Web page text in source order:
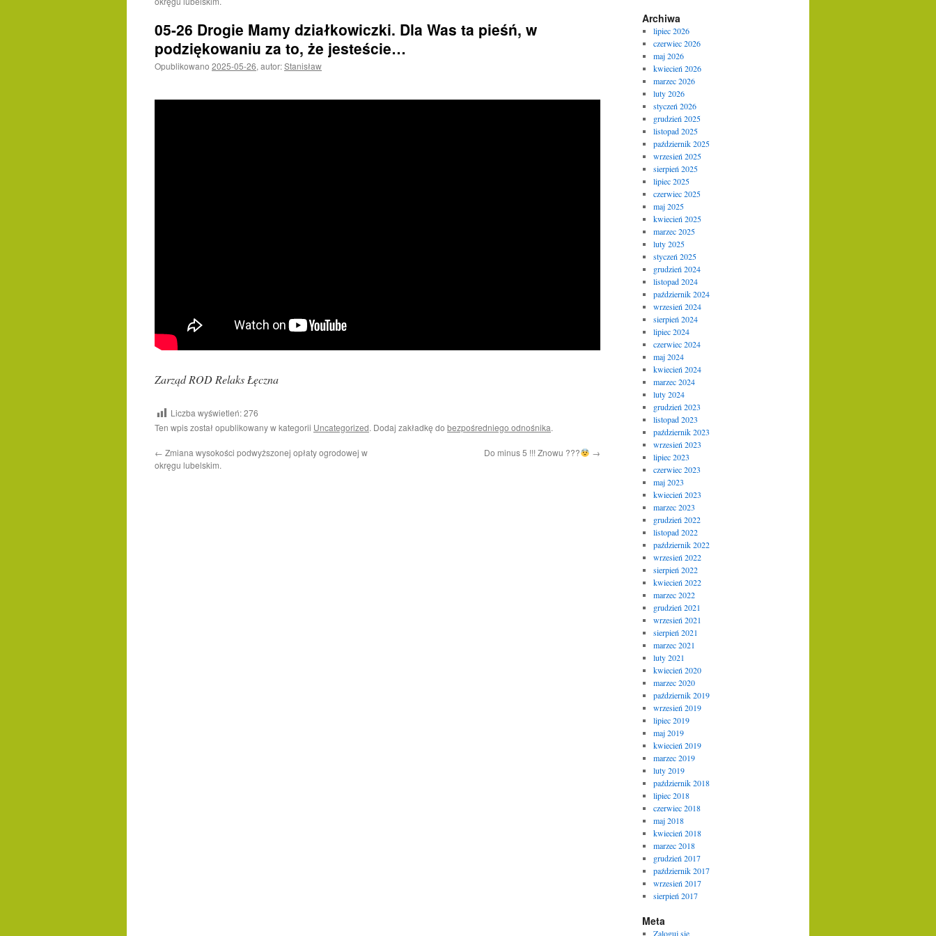
05-26 Drogie Mamy działkowiczki. Dla Was ta pieśń, w
podziękowaniu za to, że jesteście…
Opublikowano 2025-05-26, autor:Stanisław
Zarząd ROD Relaks Łęczna
Liczba wyświetleń:276
Ten wpis został opublikowany w kategorii Uncategorized. Dodaj zakładkę do bezpośredniego odnośnika.
← Zmiana wysokości podwyższonej opłaty ogrodowej w
okręgu lubelskim.
Do minus 5 !!! Znowu ??? →
Archiwa
lipiec 2026
czerwiec 2026
maj 2026
kwiecień 2026
marzec 2026
luty 2026
styczeń 2026
grudzień 2025
listopad 2025
październik 2025
wrzesień 2025
sierpień 2025
lipiec 2025
czerwiec 2025
maj 2025
kwiecień 2025
marzec 2025
luty 2025
styczeń 2025
grudzień 2024
listopad 2024
październik 2024
wrzesień 2024
sierpień 2024
lipiec 2024
czerwiec 2024
maj 2024
kwiecień 2024
marzec 2024
luty 2024
grudzień 2023
listopad 2023
październik 2023
wrzesień 2023
lipiec 2023
czerwiec 2023
maj 2023
kwiecień 2023
marzec 2023
grudzień 2022
listopad 2022
październik 2022
wrzesień 2022
sierpień 2022
kwiecień 2022
marzec 2022
grudzień 2021
wrzesień 2021
sierpień 2021
marzec 2021
luty 2021
kwiecień 2020
marzec 2020
październik 2019
wrzesień 2019
lipiec 2019
maj 2019
kwiecień 2019
marzec 2019
luty 2019
październik 2018
lipiec 2018
czerwiec 2018
maj 2018
kwiecień 2018
marzec 2018
grudzień 2017
październik 2017
wrzesień 2017
sierpień 2017
Meta
Zaloguj się